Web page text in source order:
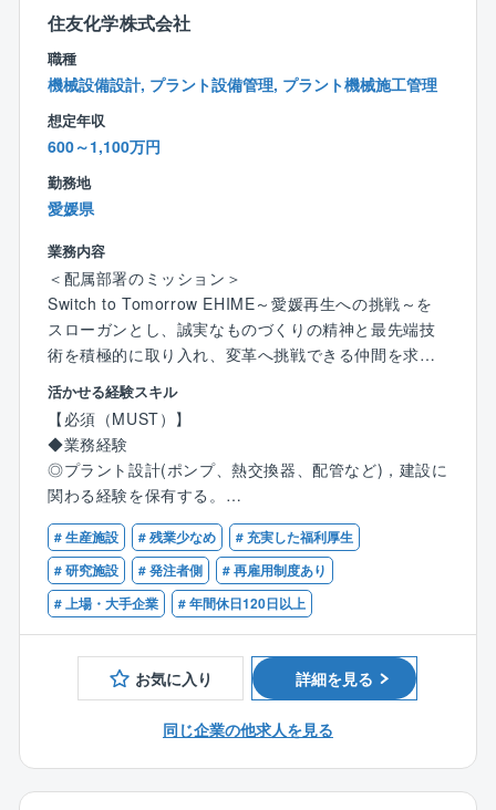
◎愛媛工場における、既存製造プラントの増改造に関
する電気設計および建設業務
(変更の範囲) 会社の定める業務
＜本ポジションのやりがい＞
愛媛工場はグループ会社で発電した電力にてプラント
や厚生設備等を運転、維持管理している。よって、プ
電所に関わる設備についてのエンジニアリング業務に
携わることができる。
また、高信頼性プラントを指向し、AIやIoT関連の技術
の導入も実行することになる。
入社後は、自身で設計,建設したプラントの合理化やメ
ンテナンス業務を経験することで、
設備管理や工場運営に関するスキルを習得。将来的に
は設備管理部門の責任者として工場経営に参画いただ
くことも可能です。また、高度な専門知識を有する技
術者として、全社のエンジニアリング業務の最適化を
推進し、技術戦略をリードする責任者を目指すことも
可能です。
住友化学株式会社
職種
機械設備設計, プラント設備管理, プラント機械施工管理
想定年収
600～1,100万円
勤務地
愛媛県
業務内容
＜配属部署のミッション＞
Switch to Tomorrow EHIME～愛媛再生への挑戦～を
スローガンとし、誠実なものづくりの精神と最先端技
術を積極的に取り入れ、変革へ挑戦できる仲間を求め
ています。
工務部は、「安全,安定操業の達成と維持」、「技術,コ
ストのグローバル競争力」という工場使命を達成すべ
く、適切なプラント維持管理を推進しています。
＜本ポジションの位置づけ＞
工務部機械設計担当者として、新居浜地区,菊本地区で
の設備設計を実施する。
将来は、機械設計チームの管理職として、部署運営を
担っていく。
＜募集の背景＞
プラントの合理化や増強、高経年化更新など、旺盛な
＜職務内容＞
活かせる経験スキル
【必須（MUST）】
◆業務経験
◎プラント設計(ポンプ、熱交換器、配管など)，建設に
関わる経験を保有する。
◎環境、保安、安全関係法令について一定の知識，経
験を持つ。
◎ベンダーや協力会社との技術的な打ち合わせ，折衝
経験。
◆業務経験
◎プラントメンテナンスに関する経験を保有する(設備
トラブル、不具合対応など)。
知識。
# 生産施設 # 残業少なめ
# 充実した福利厚生
# 研究施設
# 発注者側
# 再雇用制度あり
# 上場・大手企業
# 年間休日120日以上
お気に入り 詳細を見る
同じ企業の他求人を見る